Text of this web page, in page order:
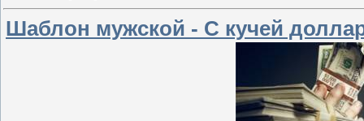
Шаблон мужской - С кучей